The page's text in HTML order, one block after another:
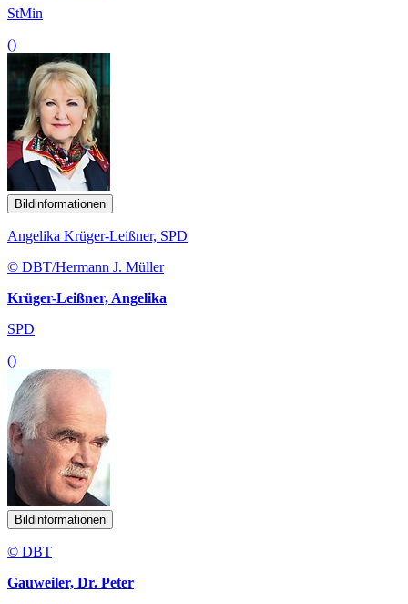
StMin
()
Bildinformationen
Angelika Krüger-Leißner, SPD
© DBT/Hermann J. Müller
Krüger-Leißner, Angelika
SPD
()
Bildinformationen
© DBT
Gauweiler, Dr. Peter